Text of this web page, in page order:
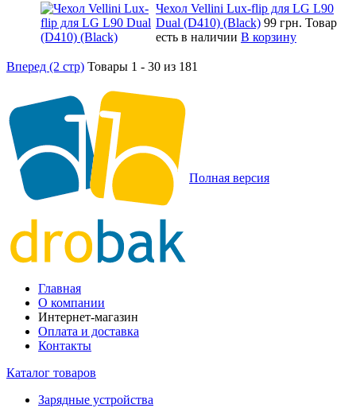
Чехол Vellini Lux-flip для LG L90
Dual (D410) (Black) 99 грн. Товар
есть в наличии В корзину
Вперед (2 стр) Товары 1 - 30 из 181
Полная версия
Главная
О компании
Интернет-магазин
Оплата и доставка
Контакты
Каталог товаров
Зарядные устройства